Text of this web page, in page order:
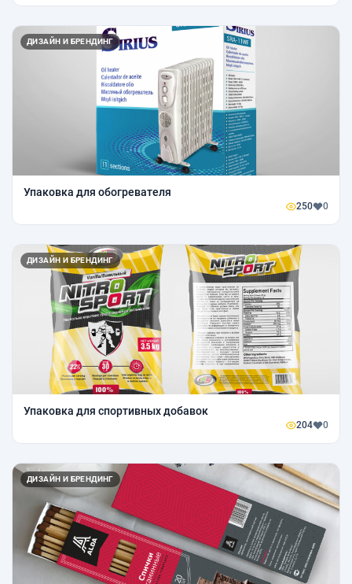
ДИЗАЙН И БРЕНДИНГ
Упаковка для обогревателя
250 0
ДИЗАЙН И БРЕНДИНГ
Упаковка для спортивных добавок
204 0
ДИЗАЙН И БРЕНДИНГ